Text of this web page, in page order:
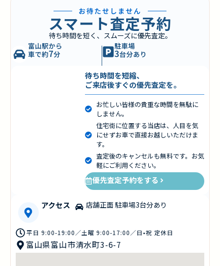
お待たせしません
スマート査定予約
待ち時間を短く、スムーズに優先査定。
富山駅から
車で約7分
駐車場
3台分あり
待ち時間を短縮、
ご来店後すぐの優先査定を。
お忙しい皆様の貴重な時間を無駄に
しません。
住宅街に位置する当店は、人目を気
にせずお車で直接お越しいただけま
す。
査定後のキャンセルも無料です。お気
軽にご利用ください。
優先査定予約をする
アクセス 店舗正面 駐車場3台分あり
平日 9:00-19:00／土曜 9:00-17:00／日•祝 定休日
富山県富山市清水町3-6-7